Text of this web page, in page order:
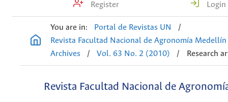
Register Login
You are in: Portal de Revistas UN
/
Revista Facultad Nacional de Agronomía Medellín
Archives
/ Vol. 63 No. 2 (2010) / Research
Revista Facultad Nacional de